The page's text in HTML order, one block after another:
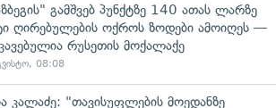
გამშვებ პუნქტზე 140 ათას ლარზე
ღირებულების ოქროს ზოდები ამოიღეს —
რუსეთის მოქალაქე
08:08
კალაძე: "თავისუფლების მოედანზე